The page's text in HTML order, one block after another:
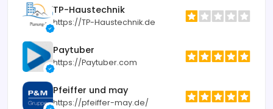
TP-Haustechnik
https://TP-Haustechnik.de
Paytuber
https://Paytuber.com
Pfeiffer und may
https://pfeiffer-may.de/